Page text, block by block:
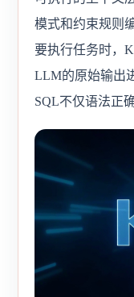
模式和约束规则
要执行任务时，
LLM的原始输出
SQL不仅语法正